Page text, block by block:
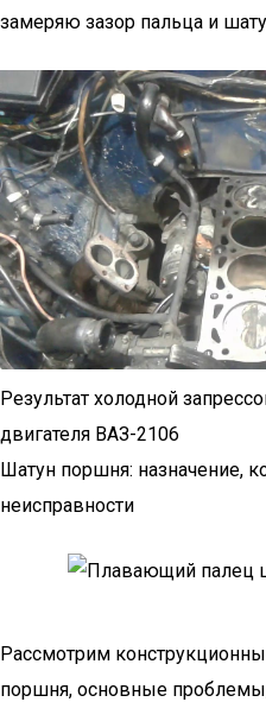
замеряю зазор пальца и
Результат холодной
двигателя ВАЗ-2106
Шатун поршня: назначение,
неисправности
Рассмотрим
поршня, основные